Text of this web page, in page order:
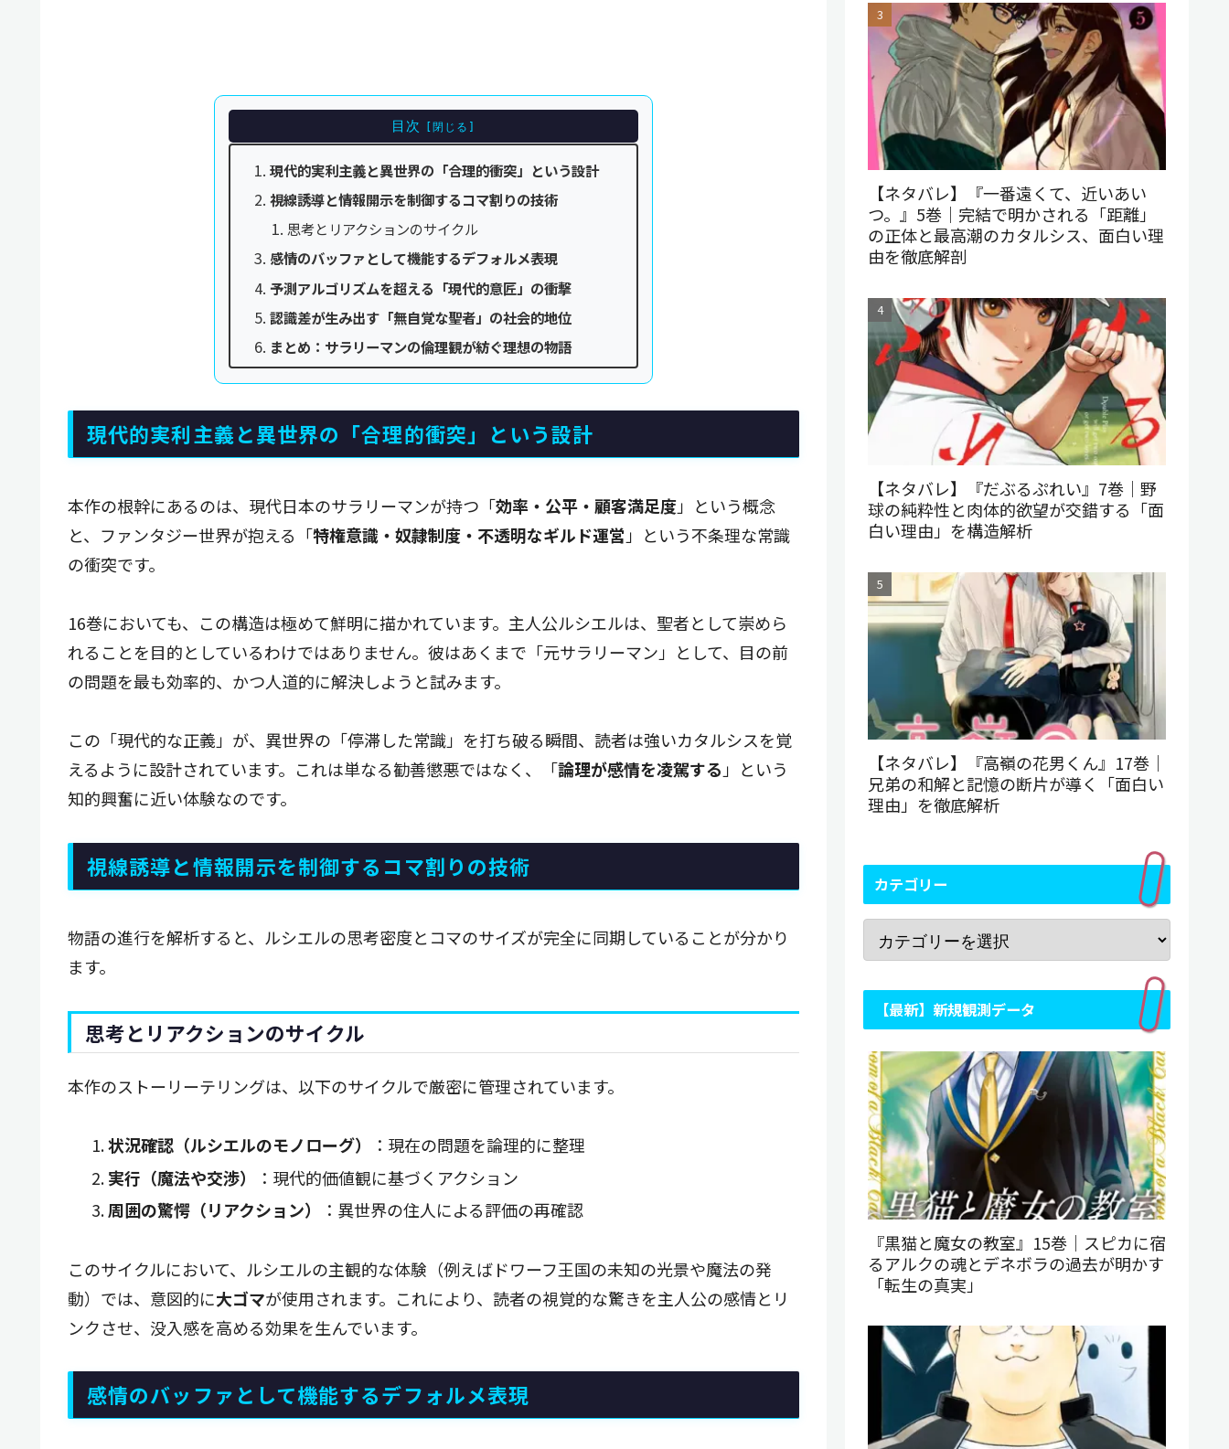
目次
現代的実利主義と異世界の「合理的衝突」という設計
視線誘導と情報開示を制御するコマ割りの技術
思考とリアクションのサイクル
感情のバッファとして機能するデフォルメ表現
予測アルゴリズムを超える「現代的意匠」の衝撃
認識差が生み出す「無自覚な聖者」の社会的地位
まとめ：サラリーマンの倫理観が紡ぐ理想の物語
現代的実利主義と異世界の「合理的衝突」という設計
本作の根幹にあるのは、現代日本のサラリーマンが持つ「効率・公平・顧客満足度」という概念
と、ファンタジー世界が抱える「特権意識・奴隷制度・不透明なギルド運営 」という不条理な常識
の衝突です。
16巻においても、この構造は極めて鮮明に描かれています。主人公ルシエルは、聖者として崇めら
れることを目的としているわけではありません。彼はあくまで「元サラリーマン」として、目の前
の問題を最も効率的、かつ人道的に解決しようと試みます。
この「現代的な正義」が、異世界の「停滞した常識」を打ち破る瞬間、読者は強いカタルシスを覚
えるように設計されています。これは単なる勧善懲悪ではなく、「論理が感情を凌駕する」という
知的興奮に近い体験なのです。
視線誘導と情報開示を制御するコマ割りの技術
物語の進行を解析すると、ルシエルの思考密度とコマのサイズが完全に同期していることが分かり
ます。
思考とリアクションのサイクル
本作のストーリーテリングは、以下のサイクルで厳密に管理されています。
状況確認（ルシエルのモノローグ）
：現在の問題を論理的に整理
実行（魔法や交渉）
：現代的価値観に基づくアクション
周囲の驚愕（リアクション）
：異世界の住人による評価の再確認
このサイクルにおいて、ルシエルの主観的な体験（例えばドワーフ王国の未知の光景や魔法の発
動）では、意図的に大ゴマが使用されます。これにより、読者の視覚的な驚きを主人公の感情とリ
ンクさせ、没入感を高める効果を生んでいます。
感情のバッファとして機能するデフォルメ表現
【ネタバレ】『一番遠くて、近いあい
つ。』5巻｜完結で明かされる「距離」
の正体と最高潮のカタルシス、面白い理
由を徹底解剖
【ネタバレ】『だぶるぷれい』7巻｜野
球の純粋性と肉体的欲望が交錯する「面
白い理由」を構造解析
【ネタバレ】『高嶺の花男くん』17巻｜
兄弟の和解と記憶の断片が導く「面白い
理由」を徹底解析
カテゴリー
【最新】新規観測データ
『黒猫と魔女の教室』15巻｜スピカに宿
るアルクの魂とデネボラの過去が明かす
「転生の真実」